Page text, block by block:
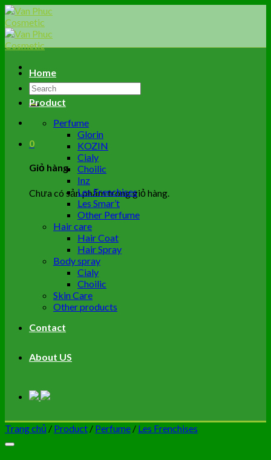
Skip
to
content
Tìm
kiếm:
0
Giỏ hàng
Chưa có sản phẩm trong giỏ hàng.
Home
Product
Perfume
Glorin
KOZIN
Cialy
Choilic
Inz
Les Frenchises
Les Smar’t
Other Perfume
Hair care
Hair Coat
Hair Spray
Body spray
Cialy
Choilic
Skin Care
Other products
Contact
About US
Trang chủ / Product / Perfume / Les Frenchises